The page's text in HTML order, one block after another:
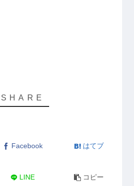
Facebook はてブ
LINE コピー